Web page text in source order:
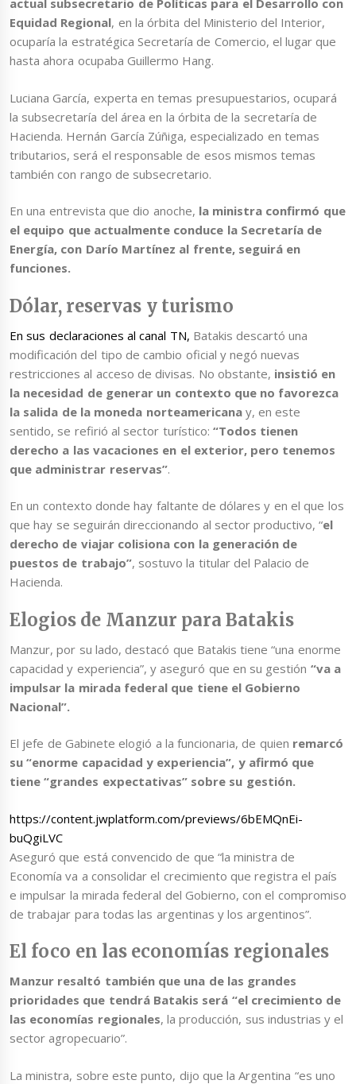
actual subsecretario de Políticas para el Desarrollo con
Equidad Regional, en la órbita del Ministerio del Interior,
ocuparía la estratégica Secretaría de Comercio, el lugar que
hasta ahora ocupaba Guillermo Hang.
Luciana García, experta en temas presupuestarios, ocupará
la subsecretaría del área en la órbita de la secretaría de
Hacienda. Hernán García Zúñiga, especializado en temas
tributarios, será el responsable de esos mismos temas
también con rango de subsecretario.
En una entrevista que dio anoche, la ministra confirmó que
el equipo que actualmente conduce la Secretaría de
Energía, con Darío Martínez al frente, seguirá en
funciones.
Dólar, reservas y turismo
En sus declaraciones al canal TN, Batakis descartó una
modificación del tipo de cambio oficial y negó nuevas
restricciones al acceso de divisas. No obstante, insistió en
la necesidad de generar un contexto que no favorezca
la salida de la moneda norteamericanay, en este
sentido, se refirió al sector turístico: “Todos tienen
derecho a las vacaciones en el exterior, pero tenemos
que administrar reservas”.
En un contexto donde hay faltante de dólares y en el que los
que hay se seguirán direccionando al sector productivo, “el
derecho de viajar colisiona con la generación de
puestos de trabajo”, sostuvo la titular del Palacio de
Hacienda.
Elogios de Manzur para Batakis
Manzur, por su lado, destacó que Batakis tiene “una enorme
capacidad y experiencia”, y aseguró que en su gestión “va a
impulsar la mirada federal que tiene el Gobierno
Nacional”.
El jefe de Gabinete elogió a la funcionaria, de quien remarcó
su “enorme capacidad y experiencia”, y afirmó que
tiene “grandes expectativas” sobre su gestión.
https://content.jwplatform.com/previews/6bEMQnEi-
buQgiLVC
Aseguró que está convencido de que “la ministra de
Economía va a consolidar el crecimiento que registra el país
e impulsar la mirada federal del Gobierno, con el compromiso
de trabajar para todas las argentinas y los argentinos”.
El foco en las economías regionales
Manzur resaltó también que una de las grandes
prioridades que tendrá Batakis será “el crecimiento de
las economías regionales, la producción, sus industrias y el
sector agropecuario”.
La ministra, sobre este punto, dijo que la Argentina “es uno